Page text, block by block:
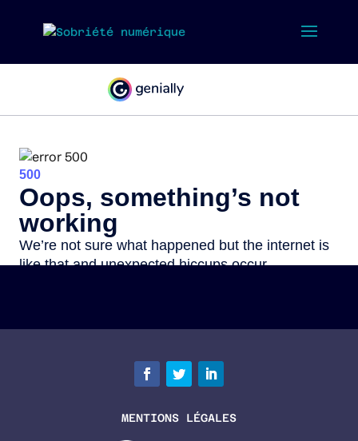
MENTIONS LÉGALES